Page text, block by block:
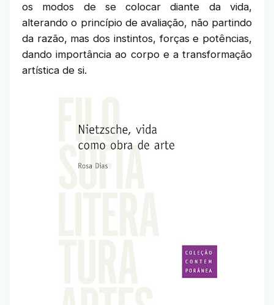
os modos de se colocar diante da vida,
alterando o princípio de avaliação, não partindo
da razão, mas dos instintos, forças e potências,
dando importância ao corpo e a transformação
artística de si.